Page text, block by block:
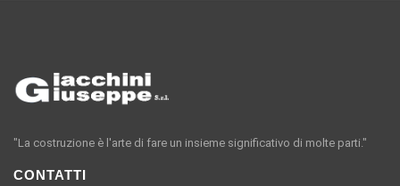
"La costruzione è l'arte di fare un insieme significativo di molte parti."
CONTATTI